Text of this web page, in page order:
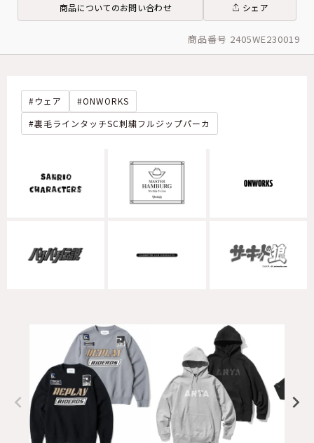
商品についてのお問い合わせ シェア
商品番号 2405WE230019
ウェア
ONWORKS
裏毛ラインタッチSC刺繍フルジップパーカ